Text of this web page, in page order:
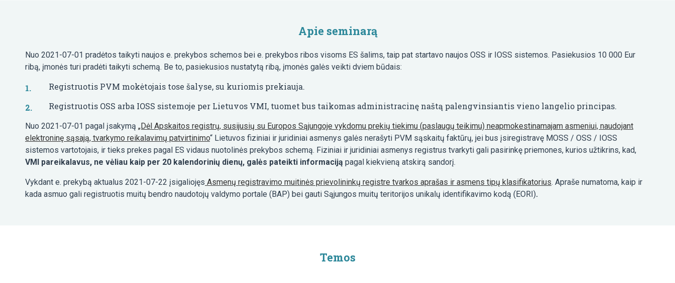
Apie seminarą
Nuo 2021-07-01 pradėtos taikyti naujos e. prekybos schemos bei e. prekybos ribos visoms ES šalims, taip pat startavo naujos OSS ir IOSS sistemos. Pasiekusios 10 000 Eur
ribą, įmonės turi pradėti taikyti schemą. Be to, pasiekusios nustatytą ribą, įmonės galės veikti dviem būdais:
Registruotis PVM mokėtojais tose šalyse, su kuriomis prekiauja.
Registruotis OSS arba IOSS sistemoje per Lietuvos VMI, tuomet bus taikomas administracinę naštą palengvinsiantis vieno langelio principas.
Nuo 2021-07-01 pagal įsakymą „Dėl Apskaitos registrų, susijusių su Europos Sąjungoje vykdomu prekių tiekimu (paslaugų teikimu) neapmokestinamajam asmeniui, naudojant
elektroninę sąsają, tvarkymo reikalavimų patvirtinimo“ Lietuvos fiziniai ir juridiniai asmenys galės nerašyti PVM sąskaitų faktūrų, jei bus įsiregistravę MOSS / OSS / IOSS
sistemos vartotojais, ir tieks prekes pagal ES vidaus nuotolinės prekybos schemą. Fiziniai ir juridiniai asmenys registrus tvarkyti gali pasirinkę priemones, kurios užtikrins, kad,
VMI pareikalavus, ne vėliau kaip per 20 kalendorinių dienų, galės pateikti informaciją pagal kiekvieną atskirą sandorį.
Vykdant e. prekybą aktualus 2021-07-22 įsigaliojęs Asmenų registravimo muitinės prievolininkų registre tvarkos aprašas ir asmens tipų klasifikatorius. Apraše numatoma, kaip ir
kada asmuo gali registruotis muitų bendro naudotojų valdymo portale (BAP) bei gauti Sąjungos muitų teritorijos unikalų identifikavimo kodą (EORI).
Temos